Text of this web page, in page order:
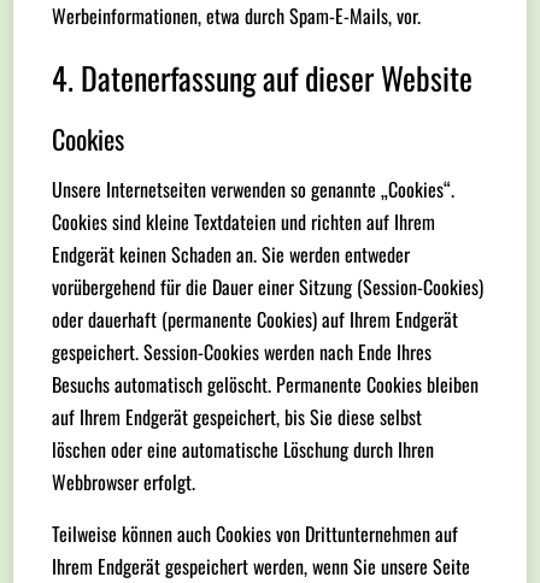
Werbeinformationen, etwa durch Spam-E-Mails, vor.
4. Datenerfassung auf dieser Website
Cookies
Unsere Internetseiten verwenden so genannte „Cookies“.
Cookies sind kleine Textdateien und richten auf Ihrem
Endgerät keinen Schaden an. Sie werden entweder
vorübergehend für die Dauer einer Sitzung (Session-Cookies)
oder dauerhaft (permanente Cookies) auf Ihrem Endgerät
gespeichert. Session-Cookies werden nach Ende Ihres
Besuchs automatisch gelöscht. Permanente Cookies bleiben
auf Ihrem Endgerät gespeichert, bis Sie diese selbst
löschen oder eine automatische Löschung durch Ihren
Webbrowser erfolgt.
Teilweise können auch Cookies von Drittunternehmen auf
Ihrem Endgerät gespeichert werden, wenn Sie unsere Seite